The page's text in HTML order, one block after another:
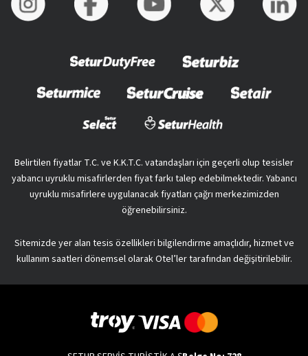
Belirtilen fiyatlar T.C. ve K.K.T.C. vatandaşları için geçerli olup tesisler
yabancı uyruklu misafirlerden fiyat farkı talep edebilmektedir. Yabancı
uyruklu misafirlere uygulanacak fiyatları çağrı merkezimizden
öğrenebilirsiniz.
Sitemizde yer alan tesis özellikleri bilgilendirme amaçlıdır, hizmet ve
kullanım saatleri dönemsel olarak Otel’ler tarafından değişitirilebilir.